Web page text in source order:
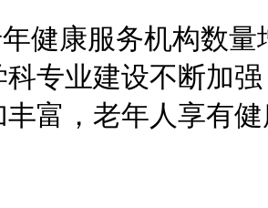
康服务机构数量
专业建设不断加
富，老年人享有